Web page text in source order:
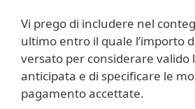
Vi prego di includere nel
ultimo entro il quale l’importo
versato per considerare valido
anticipata e di specificare le
pagamento accettate.